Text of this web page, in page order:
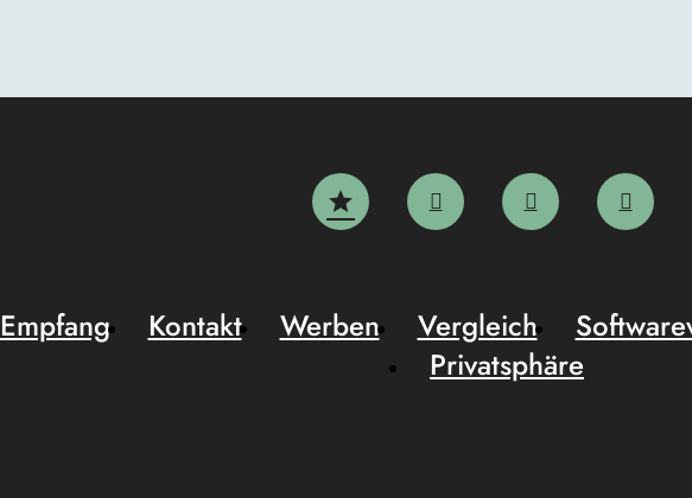
Empfang Kontakt Werben Vergleich
Privatsphäre